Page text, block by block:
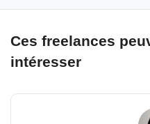
Ces freelances
intéresser